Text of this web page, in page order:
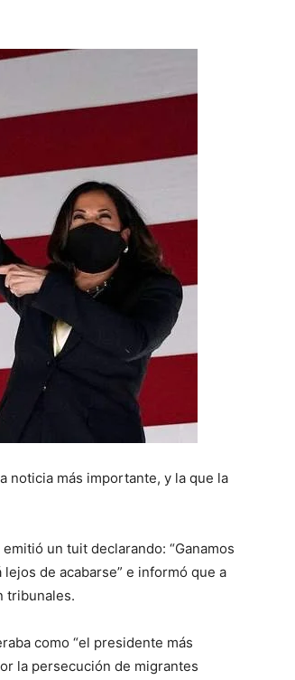
noticia más importante, y la que la
un tuit declarando: “Ganamos
de acabarse” e informó que a
tribunales.
como “el presidente más
la persecución de migrantes